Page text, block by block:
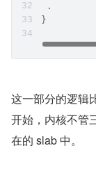
.
}
这一部分的逻辑
开始，内核不管
在的 slab 中。